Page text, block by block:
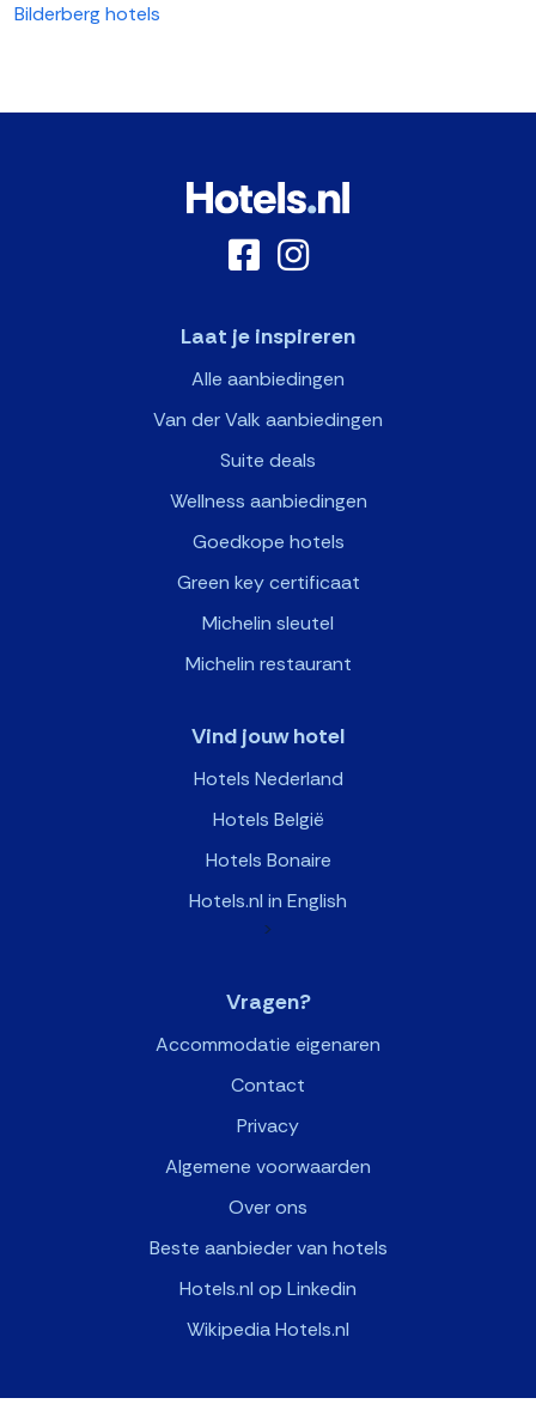
Bilderberg hotels
Laat je inspireren
Alle aanbiedingen
Van der Valk aanbiedingen
Suite deals
Wellness aanbiedingen
Goedkope hotels
Green key certificaat
Michelin sleutel
Michelin restaurant
Vind jouw hotel
Hotels Nederland
Hotels België
Hotels Bonaire
Hotels.nl in English
>
Vragen?
Accommodatie eigenaren
Contact
Privacy
Algemene voorwaarden
Over ons
Beste aanbieder van hotels
Hotels.nl op Linkedin
Wikipedia Hotels.nl